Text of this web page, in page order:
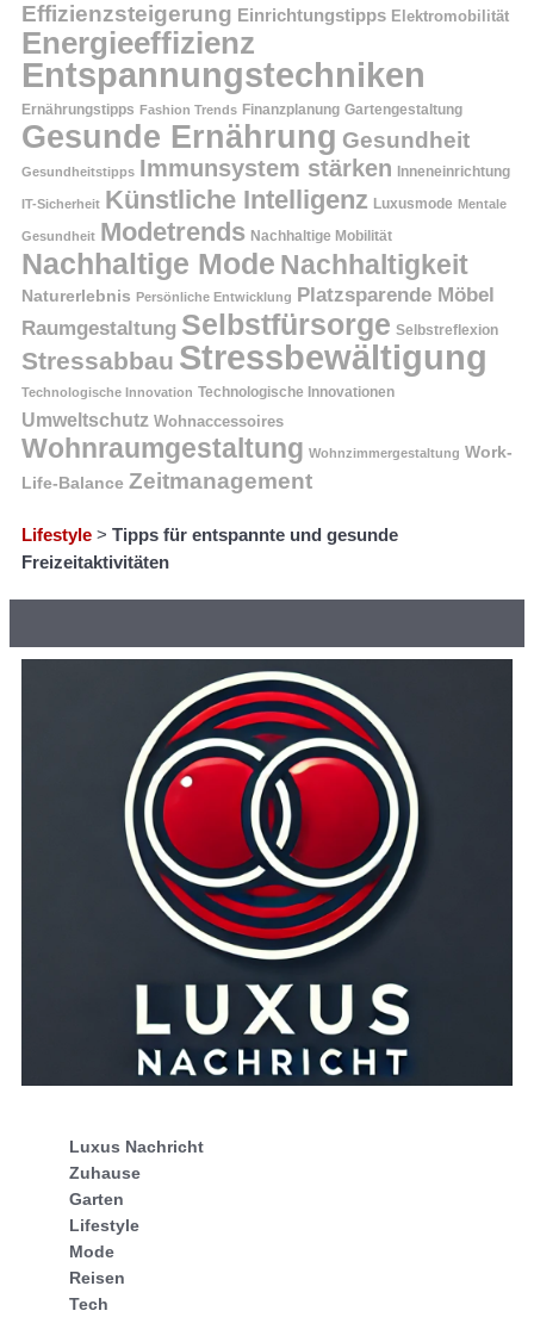
Effizienzsteigerung Einrichtungstipps Elektromobilität
Energieeffizienz
Entspannungstechniken
Ernährungstipps Fashion Trends Finanzplanung Gartengestaltung
Gesunde Ernährung Gesundheit
Gesundheitstipps Immunsystem stärken Inneneinrichtung
IT-Sicherheit Künstliche Intelligenz Luxusmode Mentale
Gesundheit Modetrends Nachhaltige Mobilität
Nachhaltige Mode Nachhaltigkeit
Naturerlebnis Persönliche Entwicklung Platzsparende Möbel
Raumgestaltung Selbstfürsorge Selbstreflexion
Stressabbau Stressbewältigung
Technologische Innovation Technologische Innovationen
Umweltschutz Wohnaccessoires
Wohnraumgestaltung Wohnzimmergestaltung Work-
Life-Balance Zeitmanagement
Lifestyle > Tipps für entspannte und gesunde
Freizeitaktivitäten
Luxus Nachricht
Zuhause
Garten
Lifestyle
Mode
Reisen
Tech